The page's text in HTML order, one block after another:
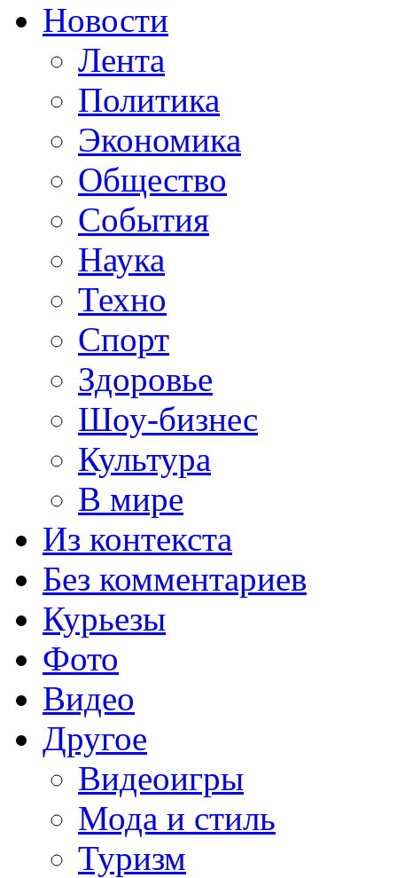
Новости
Лента
Политика
Экономика
Общество
События
Наука
Техно
Спорт
Здоровье
Шоу-бизнес
Культура
В мире
Из контекста
Без комментариев
Курьезы
Фото
Видео
Другое
Видеоигры
Мода и стиль
Туризм